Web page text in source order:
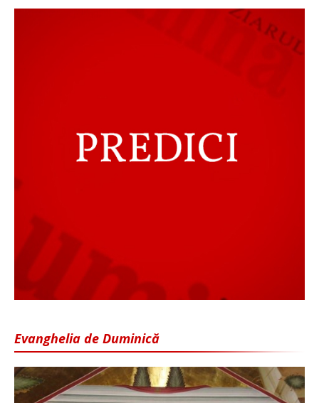
Evanghelia de Duminică